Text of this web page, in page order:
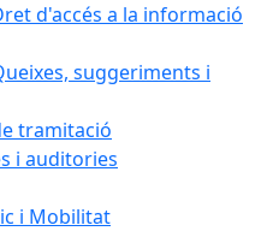
d'accés a la informació
suggeriments i
tramitació
i auditories
i Mobilitat